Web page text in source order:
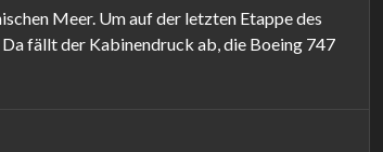
Meer. Um auf der letzten Etappe des
fällt der Kabinendruck ab, die Boeing 747